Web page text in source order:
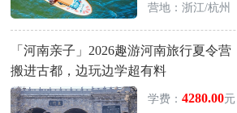
营地：浙江/杭州
「河南亲子」2026趣游河南旅行夏令
搬进古都，边玩边学超有料
学费： 4280.00元